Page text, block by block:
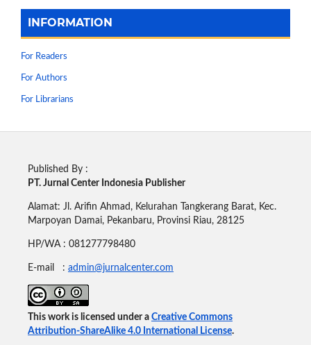
INFORMATION
For Readers
For Authors
For Librarians
Published By :
PT. Jurnal Center Indonesia Publisher
Alamat: Jl. Arifin Ahmad, Kelurahan Tangkerang Barat, Kec.
Marpoyan Damai, Pekanbaru, Provinsi Riau, 28125
HP/WA : 081277798480
E-mail : admin@jurnalcenter.com
This work is licensed under a Creative Commons
Attribution-ShareAlike 4.0 International License.